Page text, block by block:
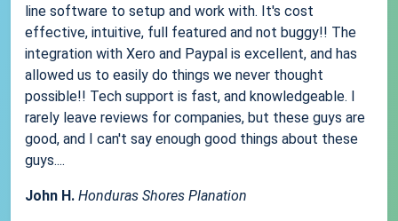
line software to setup and work with. It's cost
effective, intuitive, full featured and not buggy!! The
integration with Xero and Paypal is excellent, and has
allowed us to easily do things we never thought
possible!! Tech support is fast, and knowledgeable. I
rarely leave reviews for companies, but these guys are
good, and I can't say enough good things about these
guys....
John H. Honduras Shores Planation